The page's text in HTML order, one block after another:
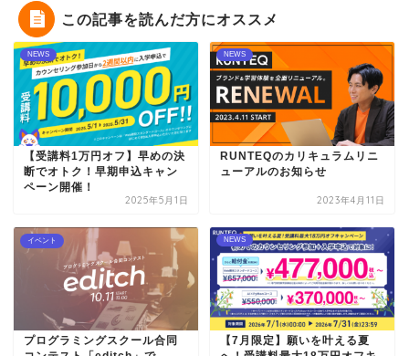
この記事を読んだ方にオススメ
NEWS
【受講料1万円オフ】早めの決
断でオトク！早期申込キャン
ペーン開催！
2025年5月1日
NEWS
RUNTEQのカリキュラムリニ
ューアルのお知らせ
2023年4月11日
イベント
プログラミングスクール合同
NEWS
【7月限定】願いを叶える夏